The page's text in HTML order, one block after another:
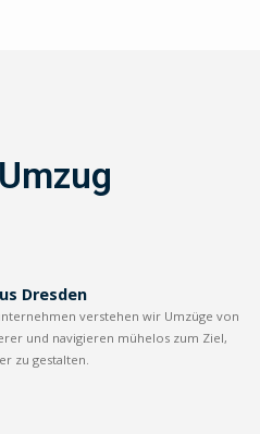
Dresden
verstehen wir Umzüge von
und navigieren mühelos zum Ziel,
zu gestalten.